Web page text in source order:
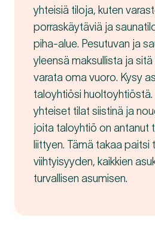
yhteisiä tiloja, kuten
porraskäytäviä ja
piha-alue. Pesutuvan ja
yleensä maksullista ja
varata oma vuoro. Kysy
taloyhtiösi
yhteiset tilat siistinä ja
joita taloyhtiö on antanut
liittyen. Tämä takaa paitsi
viihtyisyyden, kaikkien
turvallisen asumisen.